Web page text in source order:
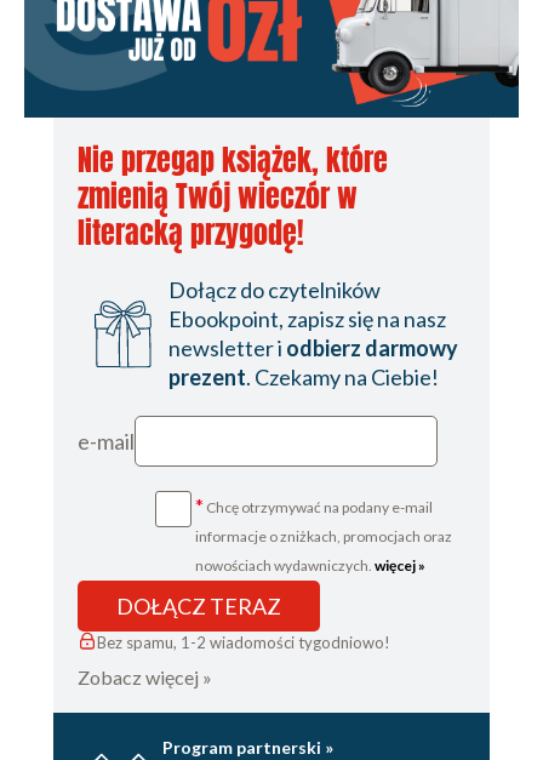
Nie przegap książek, które
zmienią Twój wieczór w
literacką przygodę!
Dołącz do czytelników
Ebookpoint, zapisz się na nasz
newsletter i odbierz darmowy
prezent. Czekamy na Ciebie!
e-mail
* Chcę otrzymywać na podany e-mail
informacje o zniżkach, promocjach oraz
nowościach wydawniczych. więcej »
DOŁĄCZ TERAZ
Bez spamu, 1-2 wiadomości tygodniowo!
Zobacz więcej »
Program partnerski »